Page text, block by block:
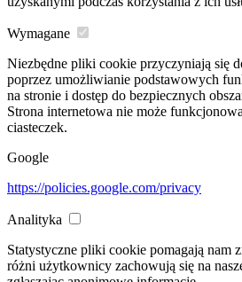
Wymagane
Niezbędne pliki cookie przyczyniają się
poprzez umożliwianie podstawowych
na stronie i dostęp do bezpiecznych
Strona internetowa nie może
ciasteczek.
Google
https://policies.google.com/privacy
Analityka
Statystyczne pliki cookie pomagają nam
różni użytkownicy zachowują się na